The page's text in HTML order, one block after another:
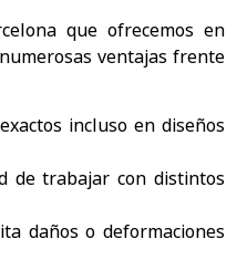
que ofrecemos en
ventajas frente
incluso en diseños
de trabajar con distintos
daños o deformaciones